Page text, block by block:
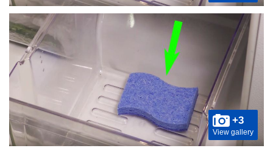
+3
View gallery